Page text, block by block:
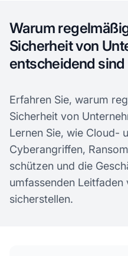
Warum
Sicherheit von
entscheidend sind
Erfahren Sie, warum
Sicherheit von
Lernen Sie, wie Cloud-
Cyberangriffen,
schützen und die
umfassenden Leitfaden
sicherstellen.